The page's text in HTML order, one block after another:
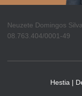
Neuzete Domingos
08.763.404/0001-49
Hestia |